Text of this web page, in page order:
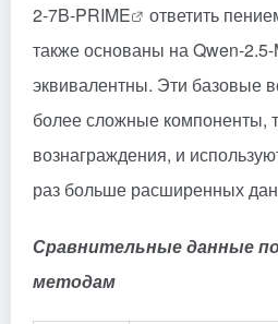
2-7B-PRIME
ответить
также основаны на Qwen-
эквивалентны. Эти базовые
более сложные компоненты,
вознаграждения, и
раз больше расширенных
Сравнительные данные
методам